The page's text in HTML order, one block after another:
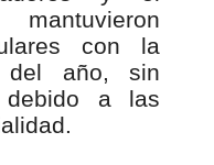
con la
año, sin
debido a las